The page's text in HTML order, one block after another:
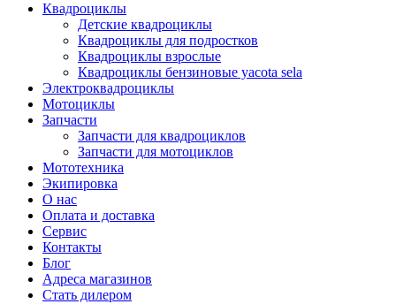
Квадроциклы
Детские квадроциклы
Квадроциклы для подростков
Квадроциклы взрослые
Квадроциклы бензиновые yacota sela
Электроквадроциклы
Мотоциклы
Запчасти
Запчасти для квадроциклов
Запчасти для мотоциклов
Мототехника
Экипировка
О нас
Оплата и доставка
Сервис
Контакты
Блог
Адреса магазинов
Стать дилером